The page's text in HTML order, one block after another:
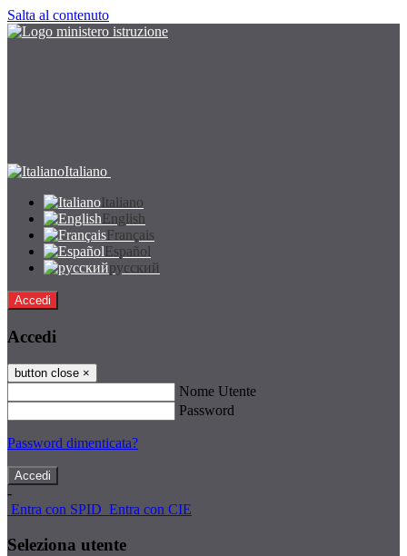
Salta al contenuto
Italiano
Italiano
English
Français
Español
русский
Accedi
Accedi
button close ×
Nome Utente
Password
Password dimenticata?
-
Entra con SPID Entra con CIE
Seleziona utente